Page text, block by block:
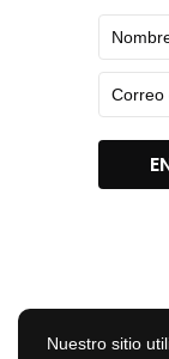
Nuestro sitio